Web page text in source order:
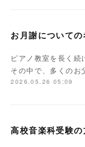
お月謝についての
ピアノ教室を長く続
その中で、多くの
2026.05.26 05:09
高校音楽科受験の